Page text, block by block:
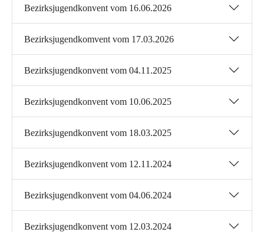
Bezirksjugendkonvent vom 16.06.2026
Bezirksjugendkomvent vom 17.03.2026
Bezirksjugendkonvent vom 04.11.2025
Bezirksjugendkonvent vom 10.06.2025
Bezirksjugendkonvent vom 18.03.2025
Bezirksjugendkonvent vom 12.11.2024
Bezirksjugendkonvent vom 04.06.2024
Bezirksjugendkonvent vom 12.03.2024